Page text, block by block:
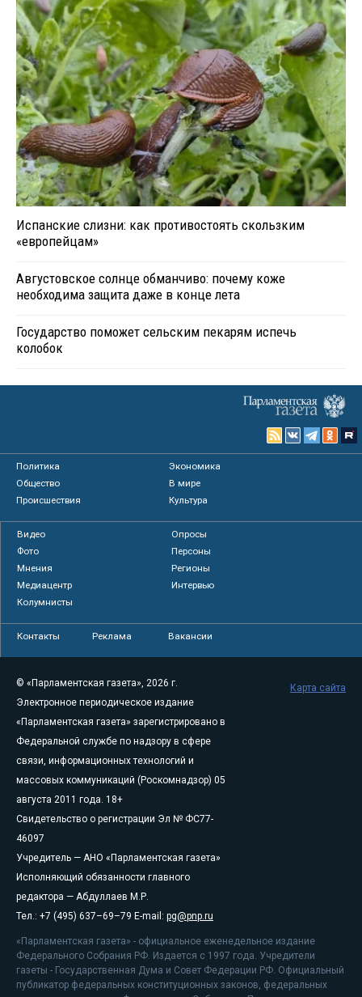
Испанские слизни: как противостоять скользким
«европейцам»
Августовское солнце обманчиво: почему коже
необходима защита даже в конце лета
Государство поможет сельским пекарям испечь
колобок
Политика
Экономика
Общество
В мире
Происшествия
Культура
Видео
Опросы
Фото
Персоны
Мнения
Регионы
Медиацентр
Интервью
Колумнисты
Контакты Реклама Вакансии
© «Парламентская газета», 2026 г.
Электронное периодическое издание
«Парламентская газета» зарегистрировано в
Федеральной службе по надзору в сфере
связи, информационных технологий и
массовых коммуникаций (Роскомнадзор) 05
августа 2011 года. 18+
Свидетельство о регистрации Эл № ФС77-
46097
Учредитель — АНО «Парламентская газета»
Исполняющий обязанности главного
редактора — Абдуллаев М.Р.
Тел.: +7 (495) 637–69–79 E-mail: pg@pnp.ru
«Парламентская газета» - официальное еженедельное издание
Федерального Собрания РФ. Издается с 1997 года. Учредители
газеты - Государственная Дума и Совет Федерации РФ. Официальный
публикатор федеральных конституционных законов, федеральных
Карта сайта